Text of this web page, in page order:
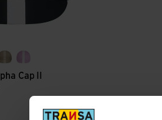
navy/navy
tan/bone
Cap II